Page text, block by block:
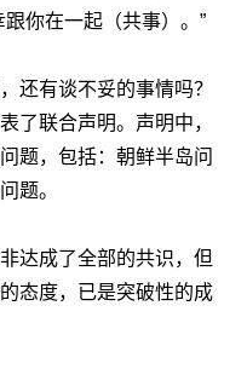
你在一起（共事）。”
还有谈不妥的事情吗？
了联合声明。声明中，
题，包括：朝鲜半岛问
题。
达成了全部的共识，但
态度，已是突破性的成